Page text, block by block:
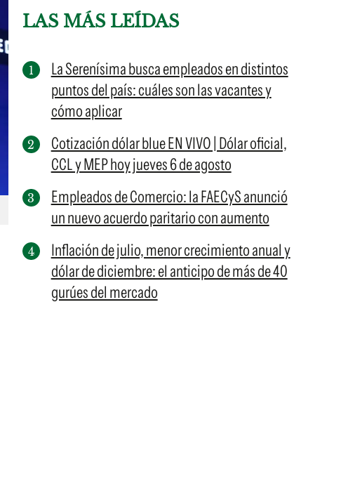
LAS MÁS LEÍDAS
La Serenísima busca empleados en distintos
puntos del país: cuáles son las vacantes y
cómo aplicar
Cotización dólar blue EN VIVO | Dólar oficial,
CCL y MEP hoy jueves 6 de agosto
Empleados de Comercio: la FAECyS anunció
un nuevo acuerdo paritario con aumento
Inflación de julio, menor crecimiento anual y
dólar de diciembre: el anticipo de más de 40
gurúes del mercado